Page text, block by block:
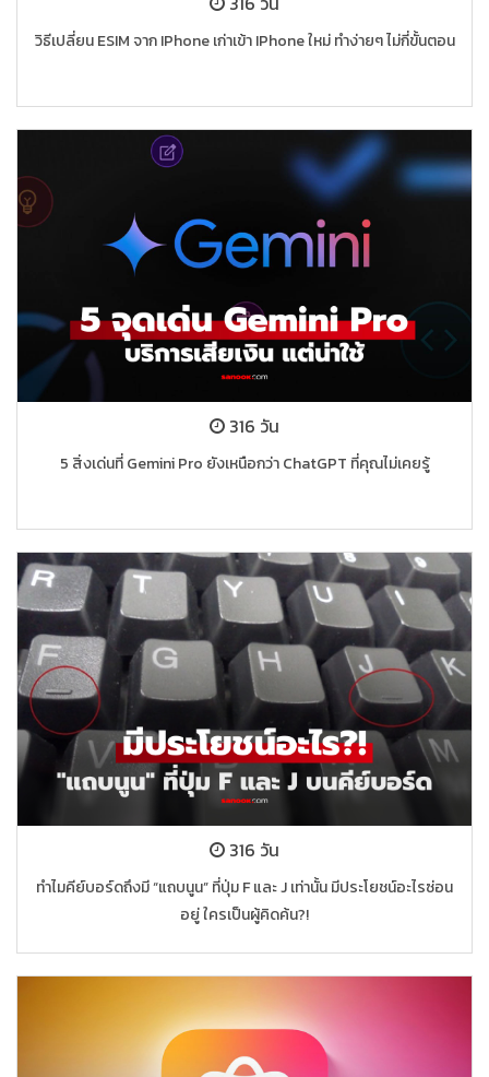
วิธีเปลี่ยน ESIM จาก IPhone เก่าเข้า IPhone ใหม่ ทำง่ายๆ ไม่กี่ขั้นตอน
316 วัน
5 สิ่งเด่นที่ Gemini Pro ยังเหนือกว่า ChatGPT ที่คุณไม่เคยรู้
316 วัน
ทำไมคีย์บอร์ดถึงมี “แถบนูน” ที่ปุ่ม F และ J เท่านั้น มีประโยชน์อะไรซ่อน
อยู่ ใครเป็นผู้คิดค้น?!